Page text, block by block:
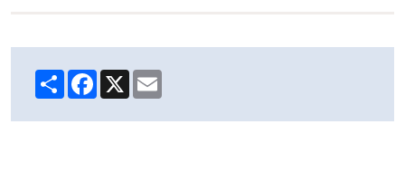
ShareFacebook
X